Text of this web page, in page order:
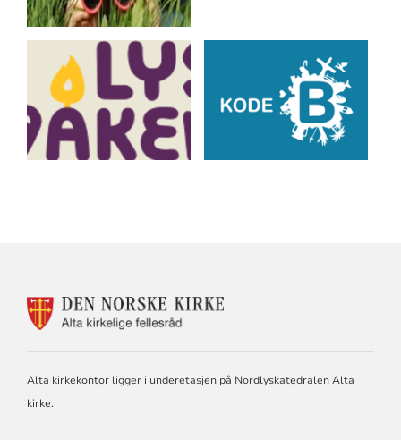
KONTAKTINFORMASJON
FELLESRÅD
Alta kirkekontor ligger i underetasjen på Nordlyskatedralen Alta
kirke.